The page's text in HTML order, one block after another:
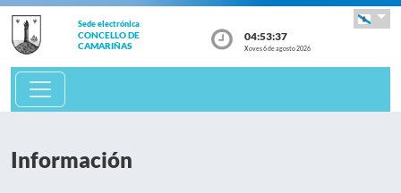
Sede electrónica
CONCELLO DE
CAMARIÑAS
04:53:37
Xoves 6 de agosto 2026
Información